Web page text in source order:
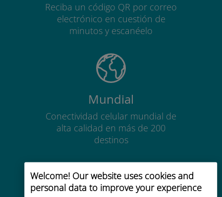
Welcome! Our website uses cookies and
personal data to improve your experience
Reciba un código QR por correo
electrónico en cuestión de
minutos y escanéelo
Mundial
Conectividad celular mundial de
alta calidad en más de 200
destinos